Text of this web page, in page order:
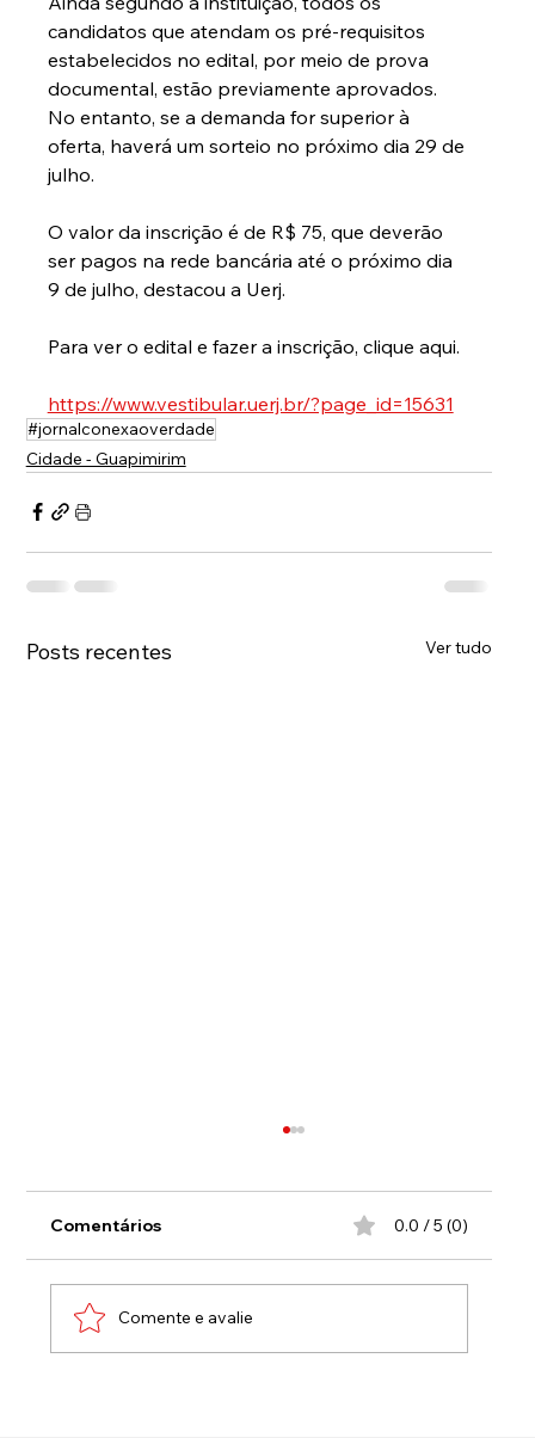
candidatos que atendam os pré-requisitos
estabelecidos no edital, por meio de prova
documental, estão previamente aprovados.
No entanto, se a demanda for superior à
oferta, haverá um sorteio no próximo dia 29 de
julho.
O valor da inscrição é de R$ 75, que deverão
ser pagos na rede bancária até o próximo dia
9 de julho, destacou a Uerj.
Para ver o edital e fazer a inscrição, clique aqui.
https://www.vestibular.uerj.br/?page_id=15631
#jornalconexaoverdade
Cidade - Guapimirim
Posts recentes Ver tudo
Comentários 0.0 / 5 (0)
Comente e avalie